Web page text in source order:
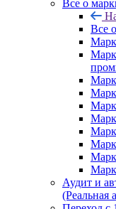
Все о
Все
Аудит и
(Реальная